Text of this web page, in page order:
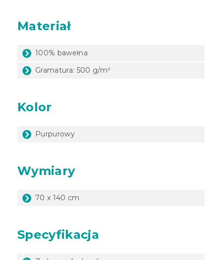
Materiał
100% bawełna
Gramatura: 500 g/m²
Kolor
Purpurowy
Wymiary
70 x 140 cm
Specyfikacja